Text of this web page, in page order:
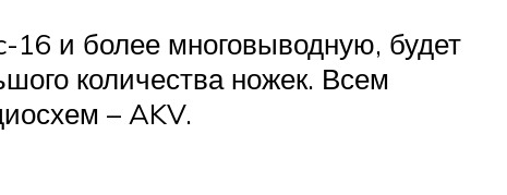
16 и более многовыводную, будет
количества ножек. Всем
– AKV.